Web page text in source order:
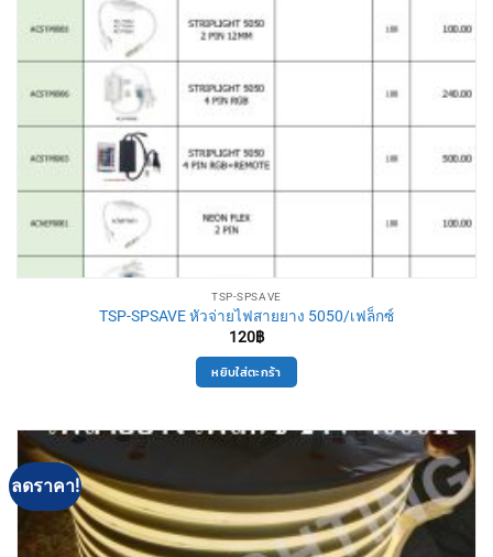
TSP-SPSAVE
TSP-SPSAVE หัวจ่ายไฟสายยาง 5050/เฟล็กซ์
120฿
หยิบใส่ตะกร้า
ลดราคา!